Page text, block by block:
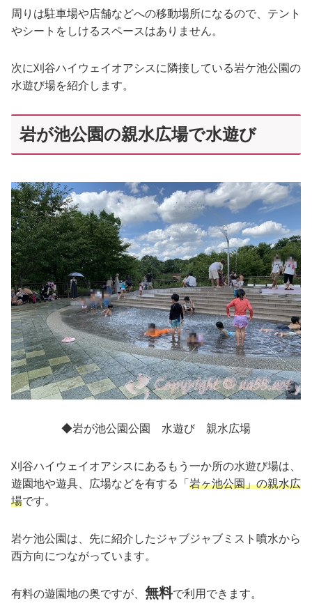
周りは駐車場や店舗などへの移動場所になるので、テント
やシートをしけるスペースはありません。
次に刈谷ハイウェイオアシスに隣接している岩ケ池公園の
水遊び場を紹介します。
岩が池公園の親水広場で水遊び
◆岩が池公園公園 水遊び 親水広場
刈谷ハイウェイオアシスにあるもう一か所の水遊び場は、
遊園地や遊具、広場などを有する「 岩ヶ池公園」の親水広
場です。
岩ケ池公園は、先に紹介したジャブジャブミスト噴水から
西方向につながっています。
有料の遊園地の奥ですが、 無料で利用できます。